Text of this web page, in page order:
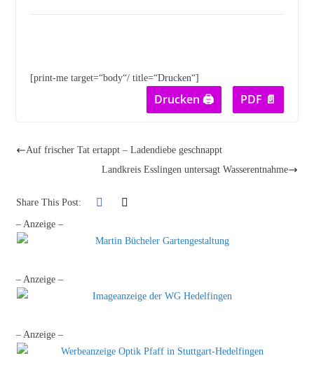
[print-me target=“body“/ title=“Drucken“]
Drucken 🖨 PDF 📄
Auf frischer Tat ertappt – Ladendiebe geschnappt
Landkreis Esslingen untersagt Wasserentnahme
Share This Post:
– Anzeige –
– Anzeige –
– Anzeige –